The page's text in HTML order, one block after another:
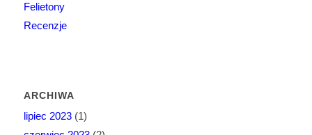
Felietony
Recenzje
ARCHIWA
lipiec 2023(1)